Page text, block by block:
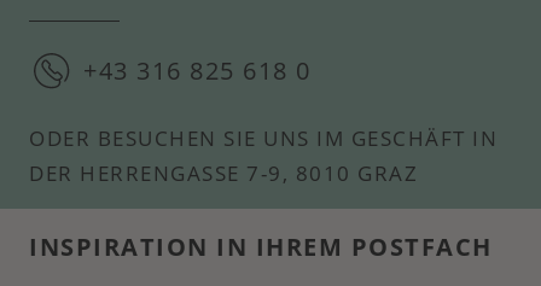
+43 316 825 618 0
ODER BESUCHEN SIE UNS IM GESCHÄFT IN
DER HERRENGASSE 7-9, 8010 GRAZ
INSPIRATION IN IHREM POSTFACH